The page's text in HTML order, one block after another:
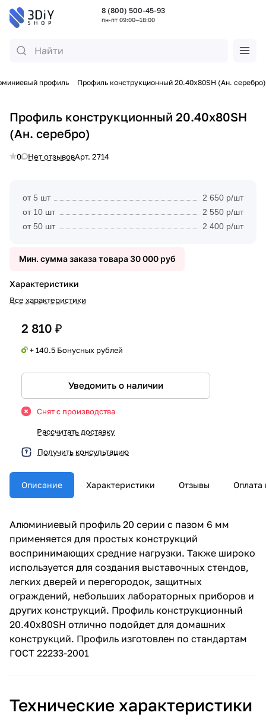
8 (800) 500-45-93
пн-пт 09:00—18:00
профиль Профиль конструкционный 20.40х80SH (Ан. серебро)
Профиль конструкционный 20.40х80SH
(Ан. серебро)
0 Нет отзывовАрт. 2714
от 5 шт
2 650 р/шт
от 10 шт
2 550 р/шт
от 50 шт
2 400 р/шт
Мин. сумма заказа товара 30 000 руб
Характеристики
Все характеристики
2 810 ₽
+ 140.5 Бонусных рублей
Уведомить о наличии
Снят с производства
Рассчитать доставку
Получить консультацию
Описание Характеристики Отзывы Оплата
Алюминиевый профиль 20 серии с пазом 6 мм
применяется для простых конструкций
воспринимающих средние нагрузки. Также широко
используется для создания выставочных стендов,
легких дверей и перегородок, защитных
ограждений, небольших лабораторных приборов и
других конструкций. Профиль конструкционный
20.40х80SH отлично подойдет для домашних
конструкций. Профиль изготовлен по стандартам
ГОСТ 22233-2001
Технические характеристики